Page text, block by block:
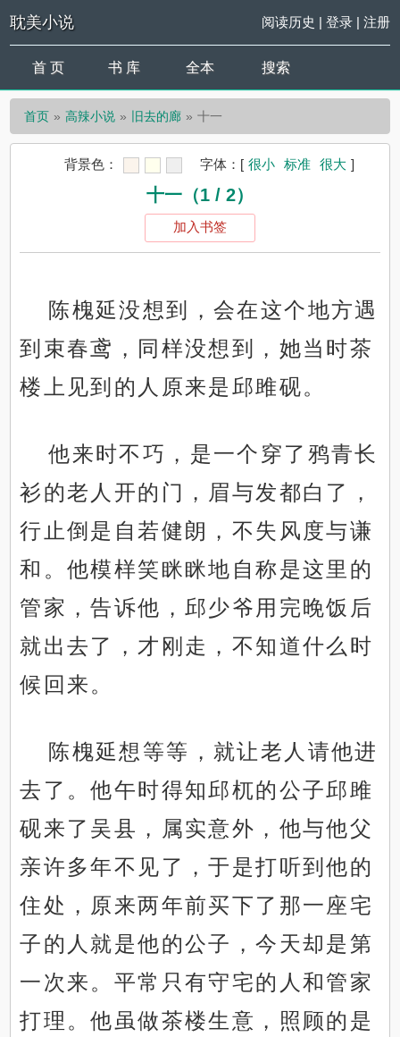
耽美小说 阅读历史 | 登录| 注册
首 页 书 库 全本 搜索
首页 高辣小说 旧去的廊 十一
背景色： 字体： [ 很小 标准 很大 ]
十一（1 / 2）
加入书签
陈槐延没想到，会在这个地方遇
到束春鸢，同样没想到，她当时茶
楼上见到的人原来是邱雎砚。
他来时不巧，是一个穿了鸦青长
衫的老人开的门，眉与发都白了，
行止倒是自若健朗，不失风度与谦
和。他模样笑眯眯地自称是这里的
管家，告诉他，邱少爷用完晚饭后
就出去了，才刚走，不知道什么时
候回来。
陈槐延想等等，就让老人请他进
去了。他午时得知邱杌的公子邱雎
砚来了吴县，属实意外，他与他父
亲许多年不见了，于是打听到他的
住处，原来两年前买下了那一座宅
子的人就是他的公子，今天却是第
一次来。平常只有守宅的人和管家
打理。他虽做茶楼生意，照顾的是